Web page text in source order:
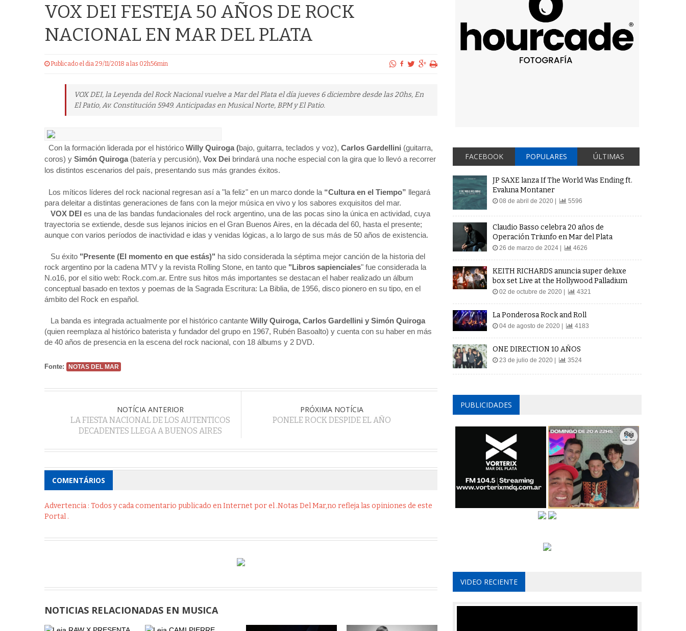
VOX DEI FESTEJA 50 AÑOS DE ROCK
NACIONAL EN MAR DEL PLATA
Publicado el dia 29/11/2018 a las 02h56min
VOX DEI, la Leyenda del Rock Nacional vuelve a Mar del Plata el día jueves 6 diciembre desde las 20hs, En
El Patio, Av. Constitución 5949. Anticipadas en Musical Norte, BPM y El Patio.
Con la formación liderada por el histórico Willy Quiroga (bajo, guitarra, teclados y voz), Carlos Gardellini (guitarra,
coros) y Simón Quiroga(batería y percusión), Vox Dei brindará una noche especial con la gira que lo llevó a recorrer
los distintos escenarios del país, presentando sus más grandes éxitos.
Los míticos líderes del rock nacional regresan así a "la feliz" en un marco donde la“Cultura en el Tiempo” llegará
para deleitar a distintas generaciones de fans con la mejor música en vivo y los sabores exquisitos del mar.
VOX DEI es una de las bandas fundacionales del rock argentino, una de las pocas sino la única en actividad, cuya
trayectoria se extiende, desde sus lejanos inicios en el Gran Buenos Aires, en la década del 60, hasta el presente;
aunque con varios períodos de inactividad e idas y venidas lógicas, a lo largo de sus más de 50 años de existencia.
Su éxito "Presente (El momento en que estás)" ha sido considerada la séptima mejor canción de la historia del
rock argentino por la cadena MTV y la revista Rolling Stone, en tanto que "Libros sapienciales" fue considerada la
N.o16, por el sitio web: Rock.com.ar. Entre sus hitos más importantes se destacan el haber realizado un álbum
conceptual basado en textos y poemas de la Sagrada Escritura: La Biblia, de 1956, disco pionero en su tipo, en el
ámbito del Rock en español.
La banda es integrada actualmente por el histórico cantante Willy Quiroga, Carlos Gardellini y Simón Quiroga
(quien reemplaza al histórico baterista y fundador del grupo en 1967, Rubén Basoalto) y cuenta con su haber en más
de 40 años de presencia en la escena del rock nacional, con 18 álbums y 2 DVD.
Fonte: NOTAS DEL MAR
NOTÍCIA ANTERIOR
LA FIESTA NACIONAL DE LOS AUTENTICOS
DECADENTES LLEGA A BUENOS AIRES
PRÓXIMA NOTÍCIA
PONELE ROCK DESPIDE EL AÑO
COMENTÁRIOS
Advertencia : Todos y cada comentario publicado en Internet por el .Notas Del Mar,no refleja las opiniones de este
Portal .
NOTICIAS RELACIONADAS EN MUSICA
FACEBOOK POPULARES ÚLTIMAS
JP SAXE lanza If The World Was Ending ft.
Evaluna Montaner
08 de abril de 2020 | 5596
Claudio Basso celebra 20 años de
Operación Triunfo en Mar del Plata
26 de marzo de 2024 | 4626
KEITH RICHARDS anuncia super deluxe
box set Live at the Hollywood Palladium
02 de octubre de 2020 | 4321
La Ponderosa Rock and Roll
04 de agosto de 2020 | 4183
ONE DIRECTION 10 AÑOS
23 de julio de 2020 | 3524
PUBLICIDADES
VIDEO RECIENTE